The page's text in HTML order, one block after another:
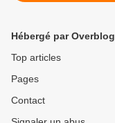
Hébergé par Overblog
Top articles
Pages
Contact